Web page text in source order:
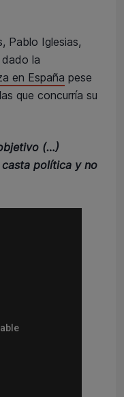
Pablo Iglesias,
la
en España pese
que concurría su
(…)
política y no